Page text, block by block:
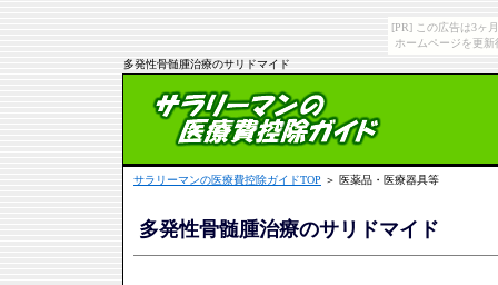
[PR] この広告は3ヶ
ホームページを更
多発性骨髄腫治療のサリドマイド
サラリーマンの医療費控除ガイドTOP ＞ 医薬品・医療器具等
多発性骨髄腫治療のサリドマイド